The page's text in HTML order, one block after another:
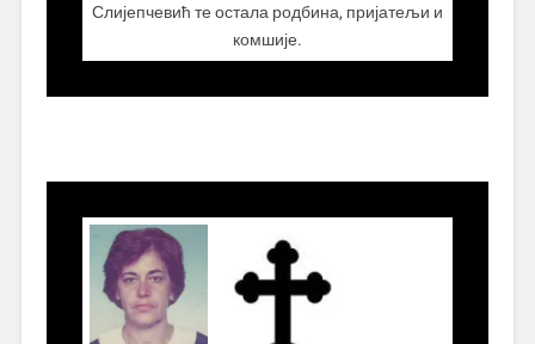
Слијепчевић те остала родбина, пријатељи и
комшије.